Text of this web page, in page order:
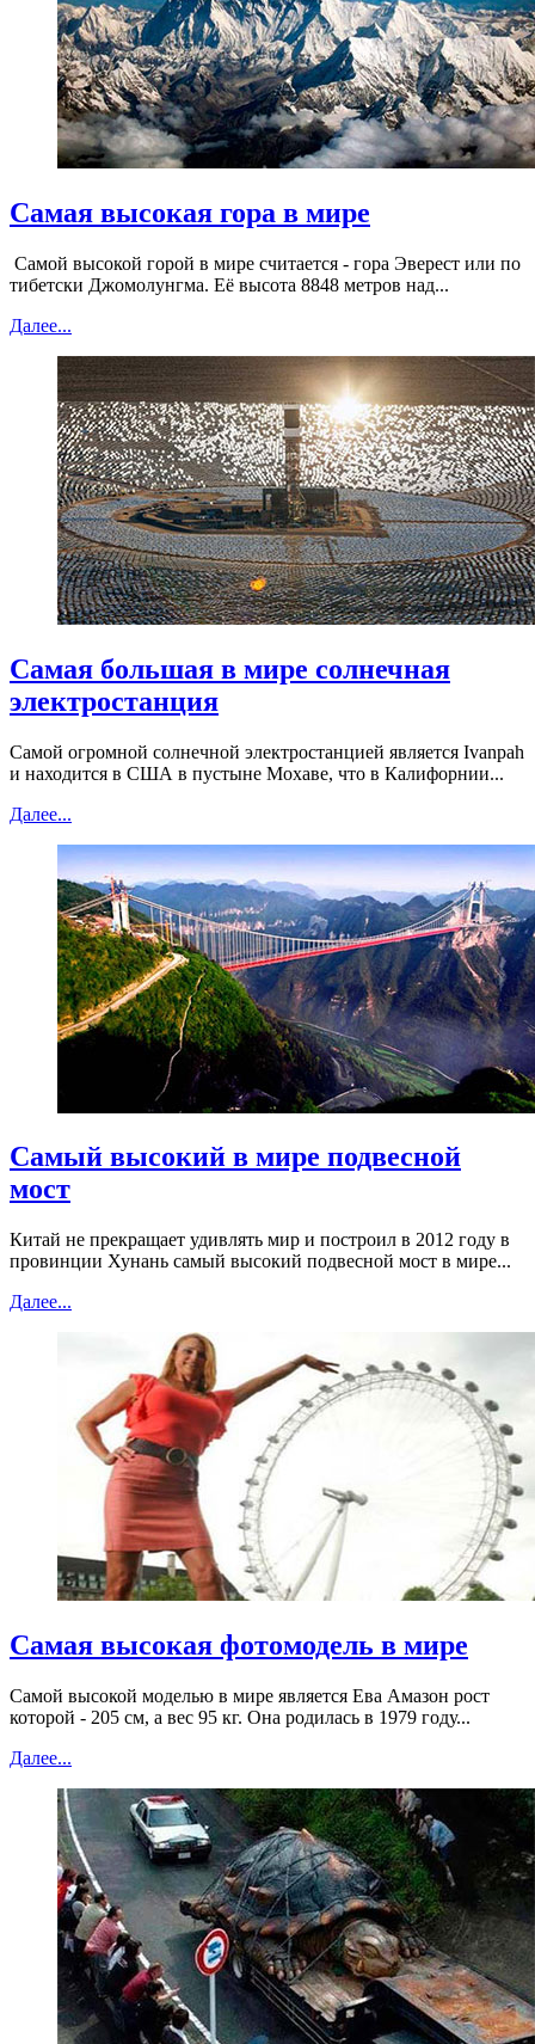
Самая высокая гора в мире
Самой высокой горой в мире считается - гора Эверест или по
тибетски Джомолунгма. Её высота 8848 метров над...
Далее...
Самая большая в мире солнечная
электростанция
Самой огромной солнечной электростанцией является Ivanpah
и находится в США в пустыне Мохаве, что в Калифорнии...
Далее...
Самый высокий в мире подвесной
мост
Китай не прекращает удивлять мир и построил в 2012 году в
провинции Хунань самый высокий подвесной мост в мире...
Далее...
Самая высокая фотомодель в мире
Самой высокой моделью в мире является Ева Амазон рост
которой - 205 см, а вес 95 кг. Она родилась в 1979 году...
Далее...